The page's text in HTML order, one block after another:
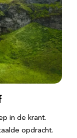
in de krant.
opdracht.